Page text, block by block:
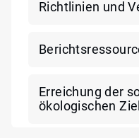
Richtlinien und
Erreichung der
ökologischen